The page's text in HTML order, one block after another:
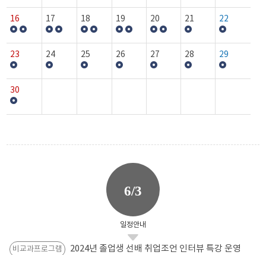
16 17 18 19 20 21 22
23 24 25 26 27 28 29
30
6/3
일정안내
비교과프로그램 2024년 졸업생 선배 취업조언 인터뷰 특강 운영